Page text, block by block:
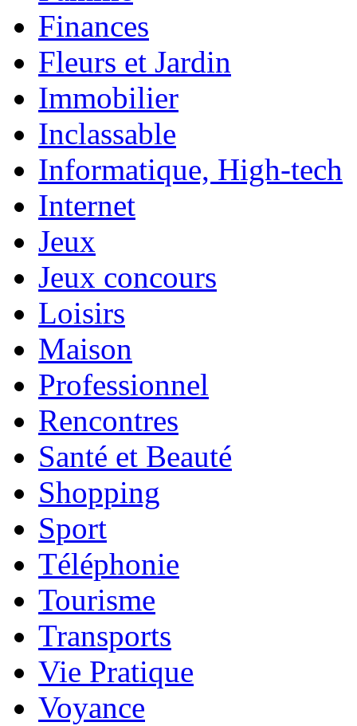
Finances
Fleurs et Jardin
Immobilier
Inclassable
Informatique, High-tech
Internet
Jeux
Jeux concours
Loisirs
Maison
Professionnel
Rencontres
Santé et Beauté
Shopping
Sport
Téléphonie
Tourisme
Transports
Vie Pratique
Voyance